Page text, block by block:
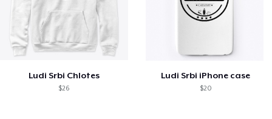
Ludi Srbi Chlotes
$26
Ludi Srbi iPhone case
$20